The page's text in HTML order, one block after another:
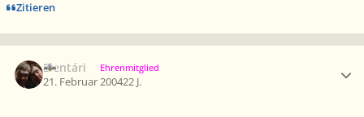
Zitieren
Elentári Ehrenmitglied
21. Februar 200422 J.